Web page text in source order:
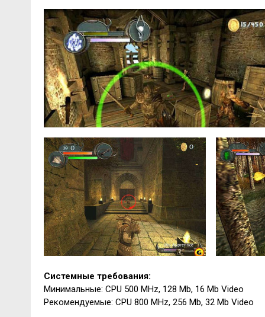
Системные требования:
Минимальные: CPU 500 MHz, 128 Mb, 16 Mb Video
Рекомендуемые: CPU 800 MHz, 256 Mb, 32 Mb Video